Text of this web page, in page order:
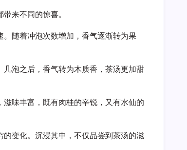
鉴
肉
桂
大
茶
来不同的惊喜。
随着冲泡次数增加，香气逐渐转为果
泡之后，香气转为木质香，茶汤更加甜
味丰富，既有肉桂的辛锐，又有水仙的
变化。沉浸其中，不仅品尝到茶汤的滋